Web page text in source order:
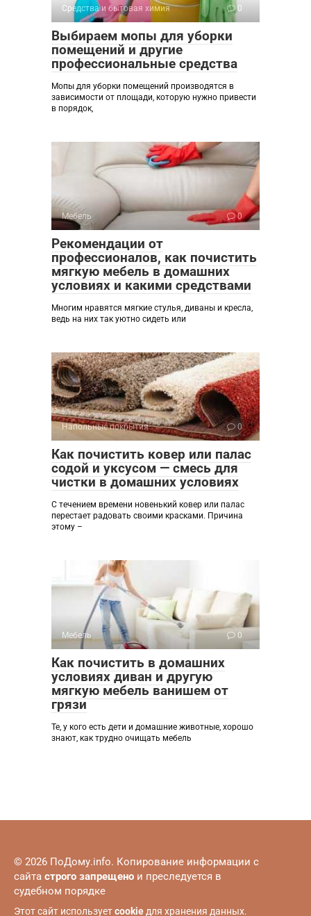
Средства и бытовая химия 0
Выбираем мопы для уборки
помещений и другие
профессиональные средства
Мопы для уборки помещений производятся в
зависимости от площади, которую нужно привести
в порядок,
Мебель 0
Рекомендации от
профессионалов, как почистить
мягкую мебель в домашних
условиях и какими средствами
Многим нравятся мягкие стулья, диваны и кресла,
ведь на них так уютно сидеть или
Напольные покрытия 0
Как почистить ковер или палас
содой и уксусом — смесь для
чистки в домашних условиях
С течением времени новенький ковер или палас
перестает радовать своими красками. Причина
этому –
Мебель 0
Как почистить в домашних
условиях диван и другую
мягкую мебель ванишем от
грязи
Те, у кого есть дети и домашние животные, хорошо
знают, как трудно очищать мебель
© 2026 ПоДому.info. Копирование информации с
сайта строго запрещено и преследуется в
судебном порядке
Этот сайт используетcookie для хранения данных.